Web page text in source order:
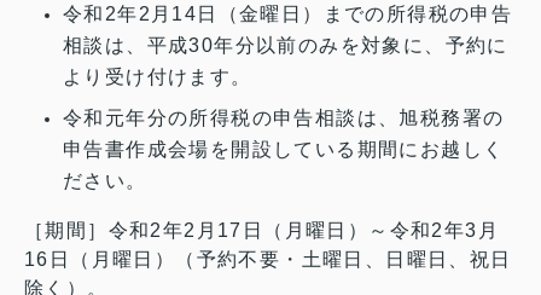
令和2年2月14日（金曜日）までの所得税の申告
相談は、平成30年分以前のみを対象に、予約に
より受け付けます。
令和元年分の所得税の申告相談は、旭税務署の
申告書作成会場を開設している期間にお越しく
ださい。
［期間］令和2年2月17日（月曜日）～令和2年3月
16日（月曜日）（予約不要・土曜日、日曜日、祝日
除く）。